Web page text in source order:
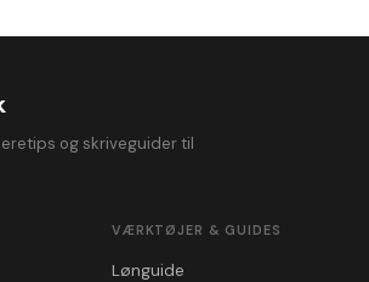
og skriveguider til
VÆRKTØJER & GUIDES
Lønguide